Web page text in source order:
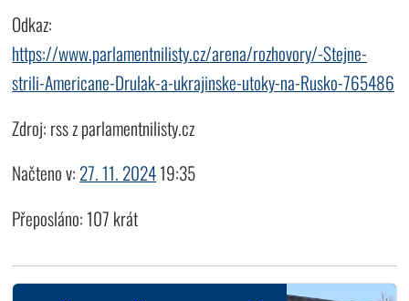
Odkaz:
https://www.parlamentnilisty.cz/arena/rozhovory/-Stejne-
strili-Americane-Drulak-a-ukrajinske-utoky-na-Rusko-765486
Zdroj: rss z parlamentnilisty.cz
Načteno v: 27. 11. 202419:35
Přeposláno: 107 krát